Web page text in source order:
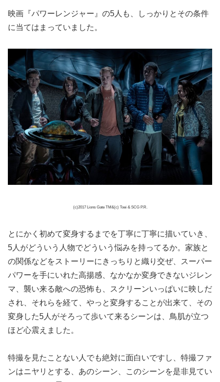
映画『パワーレンジャー』の5人も、しっかりとその条件
に当てはまっていました。
(c)2017 Lions Gate TM&(c) Toei & SCG P.R.
とにかく初めて変身するまでを丁寧に丁寧に描いていき、
5人がどういう人物でどういう悩みを持ってるか。家族と
の関係などをストーリーにきっちりと織り交ぜ、スーパー
パワーを手にいれた高揚感、なかなか変身できないジレン
マ、襲い来る敵への恐怖も、スクリーンいっぱいに映しだ
され、それらを経て、やっと変身することが出来て、その
変身した5人がそろって歩いて来るシーンは、鳥肌が立つ
ほど心震えました。
特撮を見たことない人でも絶対に面白いですし、特撮ファ
ンはニヤリとする、あのシーン、このシーンを是非見てい